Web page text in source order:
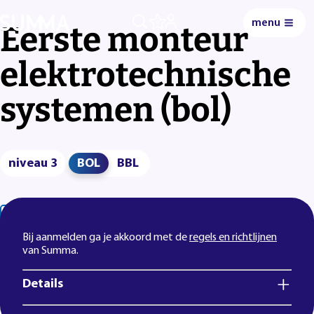
menu
Eerste monteur
elektrotechnische
systemen (bol)
niveau 3 BOL BBL
Bij aanmelden ga je akkoord met deregels en richtlijnen
van Summa.
Details